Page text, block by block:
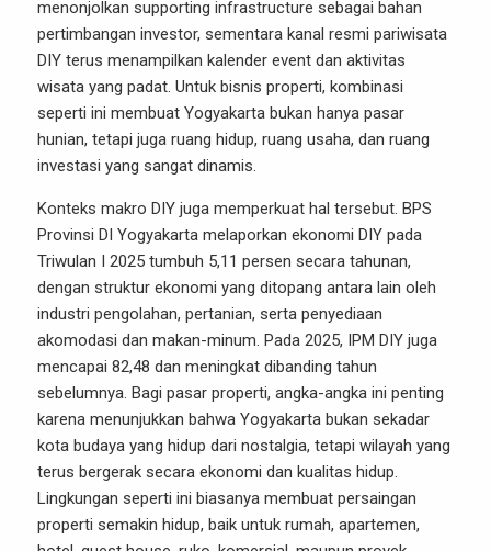
menonjolkan supporting infrastructure sebagai bahan
pertimbangan investor, sementara kanal resmi pariwisata
DIY terus menampilkan kalender event dan aktivitas
wisata yang padat. Untuk bisnis properti, kombinasi
seperti ini membuat Yogyakarta bukan hanya pasar
hunian, tetapi juga ruang hidup, ruang usaha, dan ruang
investasi yang sangat dinamis.
Konteks makro DIY juga memperkuat hal tersebut. BPS
Provinsi DI Yogyakarta melaporkan ekonomi DIY pada
Triwulan I 2025 tumbuh 5,11 persen secara tahunan,
dengan struktur ekonomi yang ditopang antara lain oleh
industri pengolahan, pertanian, serta penyediaan
akomodasi dan makan-minum. Pada 2025, IPM DIY juga
mencapai 82,48 dan meningkat dibanding tahun
sebelumnya. Bagi pasar properti, angka-angka ini penting
karena menunjukkan bahwa Yogyakarta bukan sekadar
kota budaya yang hidup dari nostalgia, tetapi wilayah yang
terus bergerak secara ekonomi dan kualitas hidup.
Lingkungan seperti ini biasanya membuat persaingan
properti semakin hidup, baik untuk rumah, apartemen,